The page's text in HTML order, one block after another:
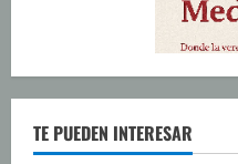
TE PUEDEN INTERESAR